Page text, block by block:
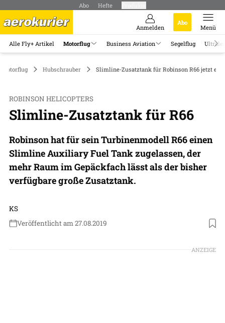
Abo Hefte
Anmelden
Abo
Menü
Alle Fly+ Artikel Motorflug Business Aviation Segelflug
Motorflug Hubschrauber Slimline-Zusatztank für Robinson R66 jetzt
ROBINSON HELICOPTERS
Slimline-Zusatztank für R66
Robinson hat für sein Turbinenmodell R66 einen
Slimline Auxiliary Fuel Tank zugelassen, der
mehr Raum im Gepäckfach lässt als der bisher
verfügbare große Zusatztank.
KS
Veröffentlicht am 27.08.2019
Foto: Robinson Helicopters
ANZEIGE